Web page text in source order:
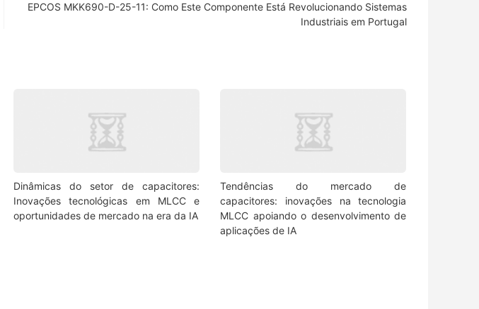
EPCOS MKK690-D-25-11: Como Este Componente Está Revolucionando Sistemas
Industriais em Portugal
Dinâmicas do setor de capacitores:
Inovações tecnológicas em MLCC e
oportunidades de mercado na era da IA
Tendências do mercado de
capacitores: inovações na tecnologia
MLCC apoiando o desenvolvimento de
aplicações de IA